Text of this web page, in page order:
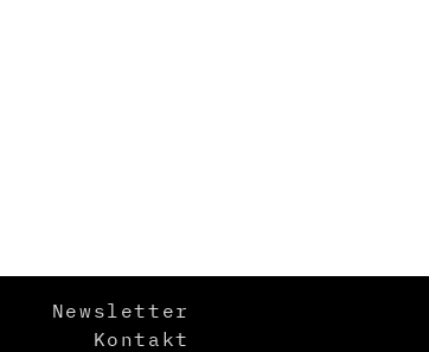
Newsletter
Kontakt